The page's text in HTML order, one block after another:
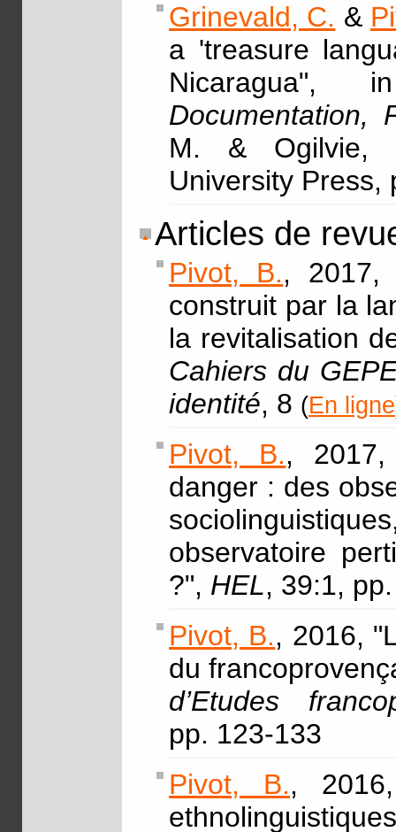
Grinevald, C. &
a 'treasure
Documentation,
M. & Ogilvie,
University Press,
Articles de
Pivot, B., 2017,
construit par la
la revitalisation
Cahiers du
identité, 8 (En ligne
Pivot, B.,
danger : des
observatoire
?", HEL, 39:1,
Pivot, B., 2016,
du
d’Etudes
pp. 123-133
Pivot, B.,